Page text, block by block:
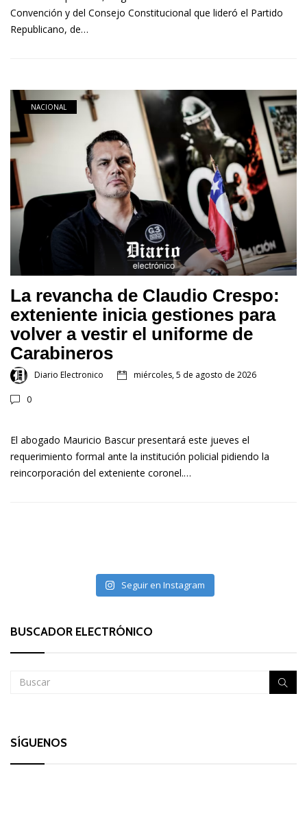
Convención y del Consejo Constitucional que lideró el Partido
Republicano, de…
NACIONAL
La revancha de Claudio Crespo:
exteniente inicia gestiones para
volver a vestir el uniforme de
Carabineros
Diario Electronico miércoles, 5 de agosto de 2026
0
El abogado Mauricio Bascur presentará este jueves el
requerimiento formal ante la institución policial pidiendo la
reincorporación del exteniente coronel.…
Seguir en Instagram
BUSCADOR ELECTRÓNICO
SÍGUENOS